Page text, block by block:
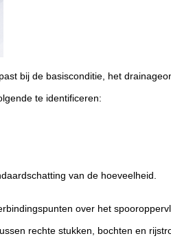
bij de basisconditie, het
te identificeren:
van de hoeveelheid.
over het
rechte stukken, bochten en